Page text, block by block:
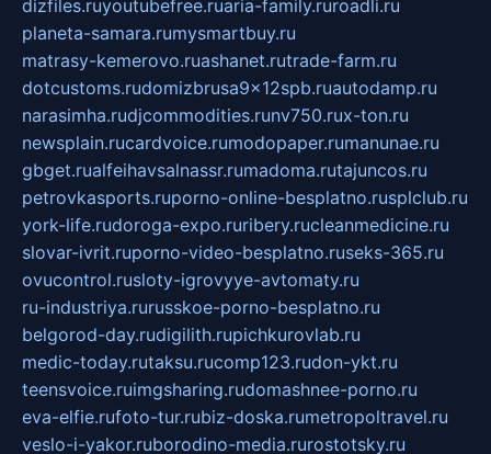
dizfiles.ruyoutubefree.ruaria-family.ruroadli.ru
planeta-samara.rumysmartbuy.ru
matrasy-kemerovo.ruashanet.rutrade-farm.ru
dotcustoms.rudomizbrusa9x12spb.ruautodamp.ru
narasimha.rudjcommodities.runv750.rux-ton.ru
newsplain.rucardvoice.rumodopaper.rumanunae.ru
gbget.rualfeihavsalnassr.rumadoma.rutajuncos.ru
petrovkasports.ruporno-online-besplatno.rusplclub.ru
york-life.rudoroga-expo.ruribery.rucleanmedicine.ru
slovar-ivrit.ruporno-video-besplatno.ruseks-365.ru
ovucontrol.rusloty-igrovyye-avtomaty.ru
ru-industriya.rurusskoe-porno-besplatno.ru
belgorod-day.rudigilith.rupichkurovlab.ru
medic-today.rutaksu.rucomp123.rudon-ykt.ru
teensvoice.ruimgsharing.rudomashnee-porno.ru
eva-elfie.rufoto-tur.rubiz-doska.rumetropoltravel.ru
veslo-i-yakor.ruborodino-media.rurostotsky.ru